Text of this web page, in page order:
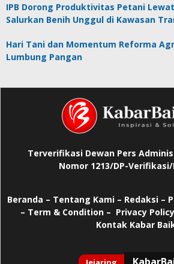
IPB Dorong Produktivitas Petani
Salurkan Benih Unggul di Kawasan
Hari Tani dan Momentum Reforma
Lumbung Pangan
Terverifikasi Dewan Pers
Nomor 1213/DP-Verifikasi/
Beranda – Tentang Kami – Redaksi –
– Term & Condition – Privacy Policy
Kontak Kabar